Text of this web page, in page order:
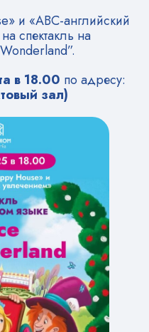
и «ABC-английский
спектакль на
в 18.00 по адресу:
зал)